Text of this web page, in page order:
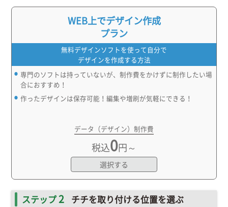
WEB上でデザイン作成
プラン
無料デザインソフトを使って自分で
デザインを作成する方法
専門のソフトは持っていないが、制作費をかけずに制作したい場
合におすすめ！
作ったデザインは保存可能！編集や増刷が気軽にできる！
データ（デザイン）制作費
税込0円～
選択する
ステップ2 チチを取り付ける位置を選ぶ